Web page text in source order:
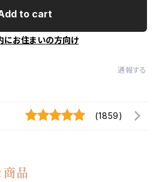
to cart
にお住まいの方向け
通報する
(1859)
品